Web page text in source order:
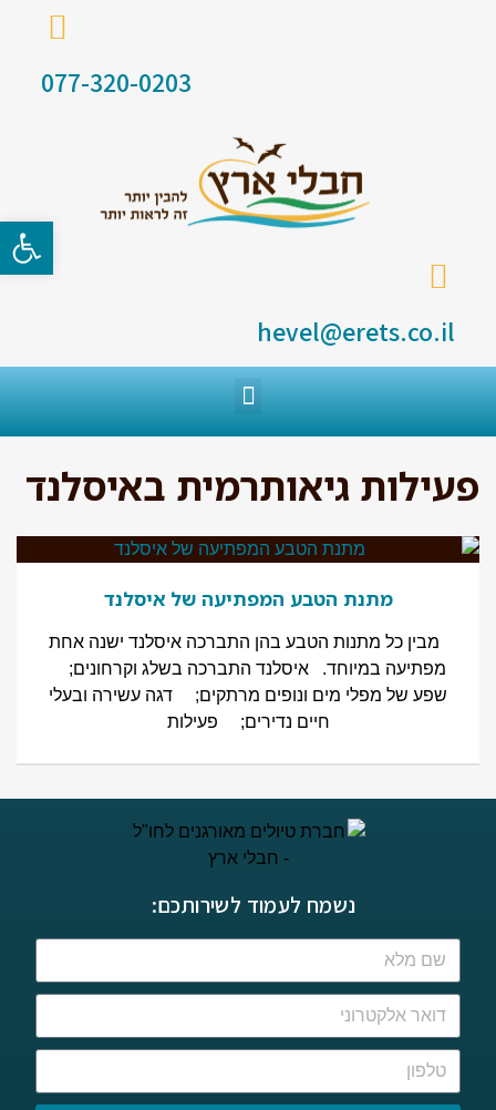
077-320-0203
hevel@erets.co.il
פעילות גיאותרמית באיסלנד
מתנת הטבע המפתיעה של איסלנד
מבין כל מתנות הטבע בהן התברכה איסלנד ישנה אחת
מפתיעה במיוחד. איסלנד התברכה בשלג וקרחונים;
שפע של מפלי מים ונופים מרתקים; דגה עשירה ובעלי
חיים נדירים; פעילות
נשמח לעמוד לשירותכם:
פתח